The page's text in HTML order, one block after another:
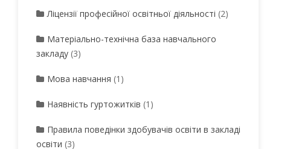
Ліцензії професійної освітньої діяльності (2)
Матеріально-технічна база навчального
закладу(3)
Мова навчання (1)
Наявність гуртожитків (1)
Правила поведінки здобувачів освіти в закладі
освіти (3)